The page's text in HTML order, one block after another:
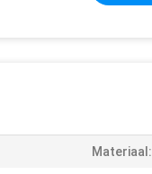
Materiaal: